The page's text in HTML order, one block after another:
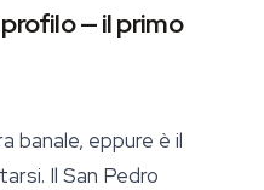
— il primo
banale, eppure è il
Il San Pedro